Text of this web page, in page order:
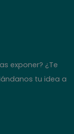
exponer? ¿Te
tu idea a